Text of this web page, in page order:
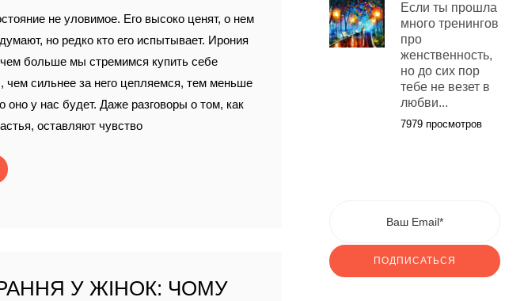
не уловимое. Его высоко ценят, о нем
но редко кто его испытывает. Ирония
больше мы стремимся купить себе
чем сильнее за него цепляемся, тем меньше
оно у нас будет. Даже разговоры о том, как
оставляют чувство
У ЖІНОК: ЧОМУ
Если ты прошла
много тренингов
про
женственность,
но до сих пор
тебе не везет в
любви...
7979 просмотров
ПОДПИСАТЬСЯ